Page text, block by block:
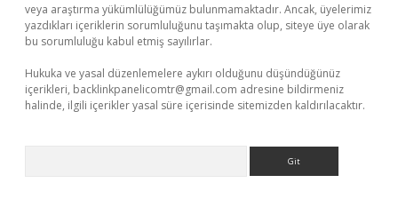
veya araştırma yükümlülüğümüz bulunmamaktadır. Ancak, üyelerimiz
yazdıkları içeriklerin sorumluluğunu taşımakta olup, siteye üye olarak
bu sorumluluğu kabul etmiş sayılırlar.
Hukuka ve yasal düzenlemelere aykırı olduğunu düşündüğünüz
içerikleri, backlinkpanelicomtr@gmail.com adresine bildirmeniz
halinde, ilgili içerikler yasal süre içerisinde sitemizden kaldırılacaktır.